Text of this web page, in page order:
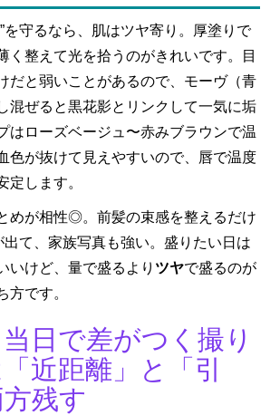
を守るなら、肌はツヤ寄り。厚塗りで
く整えて光を拾うのがきれいです。目
だと弱いことがあるので、モーヴ（青
混ぜると黒花影とリンクして一気に垢
はローズベージュ〜赤みブラウンで温
色が抜けて見えやすいので、唇で温度
定します。
めが相性◎。前髪の束感を整えるだけ
出て、家族写真も強い。盛りたい日は
いけど、量で盛るより ツヤで盛るのが
方です。
日で差がつく撮り
近距離」と「引
残す